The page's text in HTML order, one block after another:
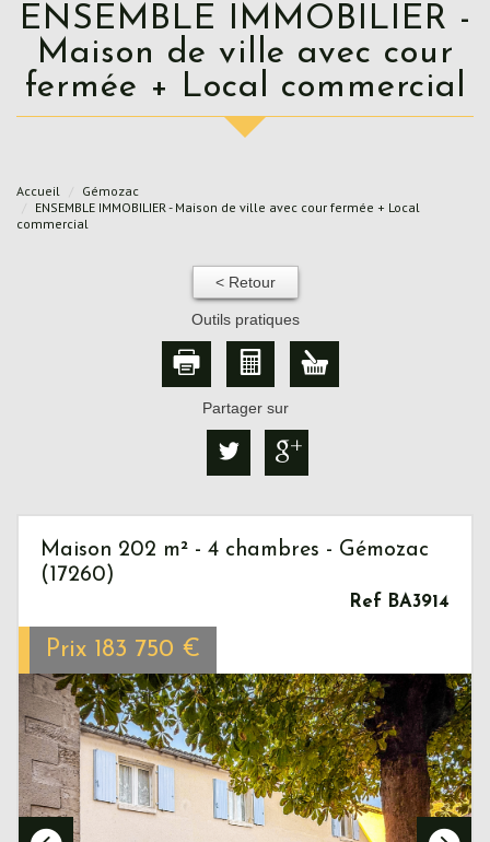
ENSEMBLE IMMOBILIER -
Maison de ville avec cour
fermée + Local commercial
Accueil
Gémozac
ENSEMBLE IMMOBILIER - Maison de ville avec cour fermée + Local
commercial
< Retour
Outils pratiques
Partager sur
Maison 202 m² - 4 chambres - Gémozac
(17260)
Ref BA3914
Prix 183 750 €